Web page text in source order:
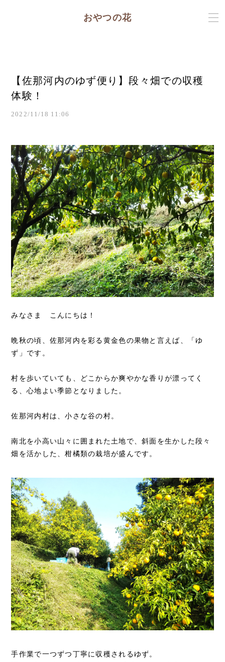
おやつの花
【佐那河内のゆず便り】段々畑での収穫
体験！
2022/11/18 11:06
みなさま こんにちは！
晩秋の頃、佐那河内を彩る黄金色の果物と言えば、「ゆ
ず」です。
村を歩いていても、どこからか爽やかな香りが漂ってく
る、心地よい季節となりました。
佐那河内村は、小さな谷の村。
南北を小高い山々に囲まれた土地で、斜面を生かした段々
畑を活かした、柑橘類の栽培が盛んです。
手作業で一つずつ丁寧に収穫されるゆず。